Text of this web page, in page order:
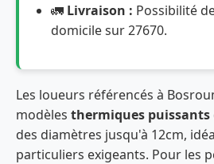
🚛 Livraison : Possibilité
domicile sur 27670.
Les loueurs référencés à
modèles thermiques puissants
des diamètres jusqu'à 12cm,
particuliers exigeants. Pour les